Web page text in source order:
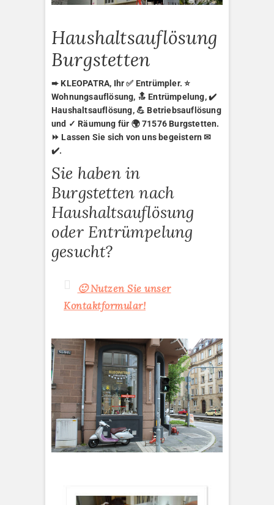
Haushaltsauflösung
Burgstetten
➨ KLEOPATRA, Ihr ✅ Entrümpler. ⭐
Wohnungsauflösung, 🔝 Entrümpelung, ✔️
Haushaltsauflösung, 💪 Betriebsauflösung
und ✓ Räumung für 🌍 71576 Burgstetten.
⏩ Lassen Sie sich von uns begeistern ✉
✔️.
Sie haben in
Burgstetten nach
Haushaltsauflösung
oder Entrümpelung
gesucht?
🙂 Nutzen Sie unser
Kontaktformular!